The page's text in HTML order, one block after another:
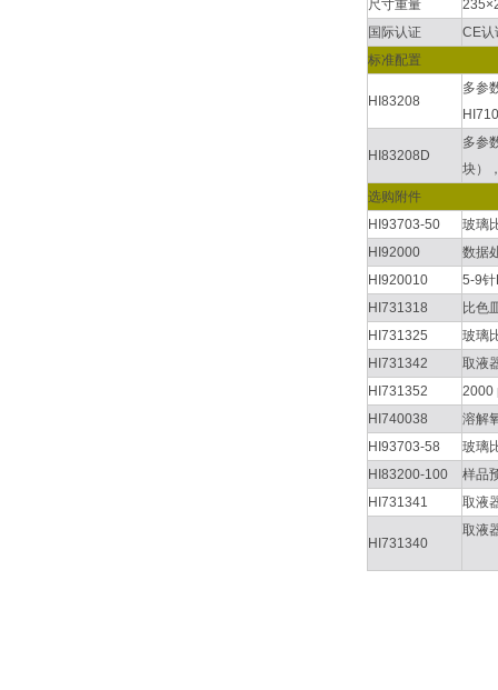
尺寸重量
国际认证
CE认
标准配置
HI83208
多参
HI83208D
多参
块）
选购附件
HI93703-50
玻璃
HI92000
数据
HI920010
5-9
HI731318
比色
HI731325
玻璃
HI731342
取液
HI731352
2000
HI740038
溶解
HI93703-58
玻璃
HI83200-100
样品
HI731341
取液
HI731340
取液